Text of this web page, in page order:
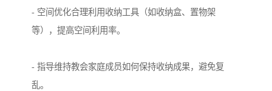
- 空间优化合理利用收纳工具（如收纳盒、置物架
等），提高空间利用率。
- 指导维持教会家庭成员如何保持收纳成果，避免复
乱。